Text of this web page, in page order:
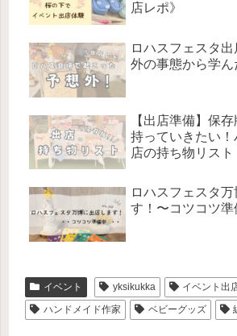
店レポ》
ロハスフェスタ
外の事態から学ん
【出店準備】保
持っていきたい
店の持ち物リスト
ロハスフェスタ万
す！〜コツコツ準
イベント yksikukka
イベント出
ハンドメイド作家
ベビーグッズ